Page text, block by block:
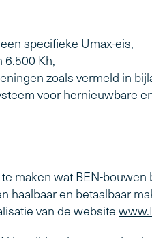
specifieke Umax-eis,
Kh,
zoals vermeld in
voor hernieuwbare
maken wat BEN-
haalbaar en betaalbaar
van de website